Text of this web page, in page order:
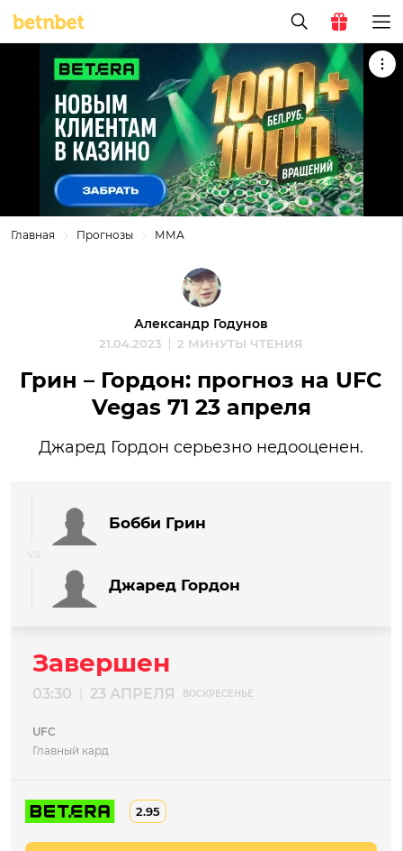
Главная Прогнозы ММА
Александр Годунов
21.04.2023 2 МИНУТЫ ЧТЕНИЯ
Грин – Гордон: прогноз на UFC
Vegas 71 23 апреля
Джаред Гордон серьезно недооценен.
Бобби Грин
Джаред Гордон
Завершен
03:30 23 АПРЕЛЯ ВОСКРЕСЕНЬЕ
UFC
Главный кард
2.95